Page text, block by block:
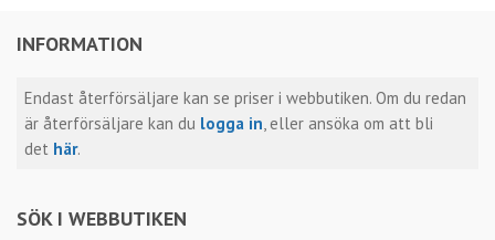
INFORMATION
Endast återförsäljare kan se priser i webbutiken. Om du redan
är återförsäljare kan du logga in, eller ansöka om att bli
det här.
SÖK I WEBBUTIKEN